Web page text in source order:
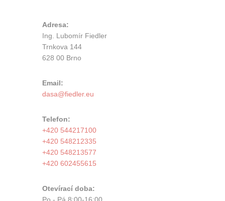
Adresa:
Ing. Lubomír Fiedler
Trnkova 144
628 00 Brno
Email:
Telefon:
+420 544217100
+420 548212335
+420 548213577
+420 602455615
Otevírací doba: